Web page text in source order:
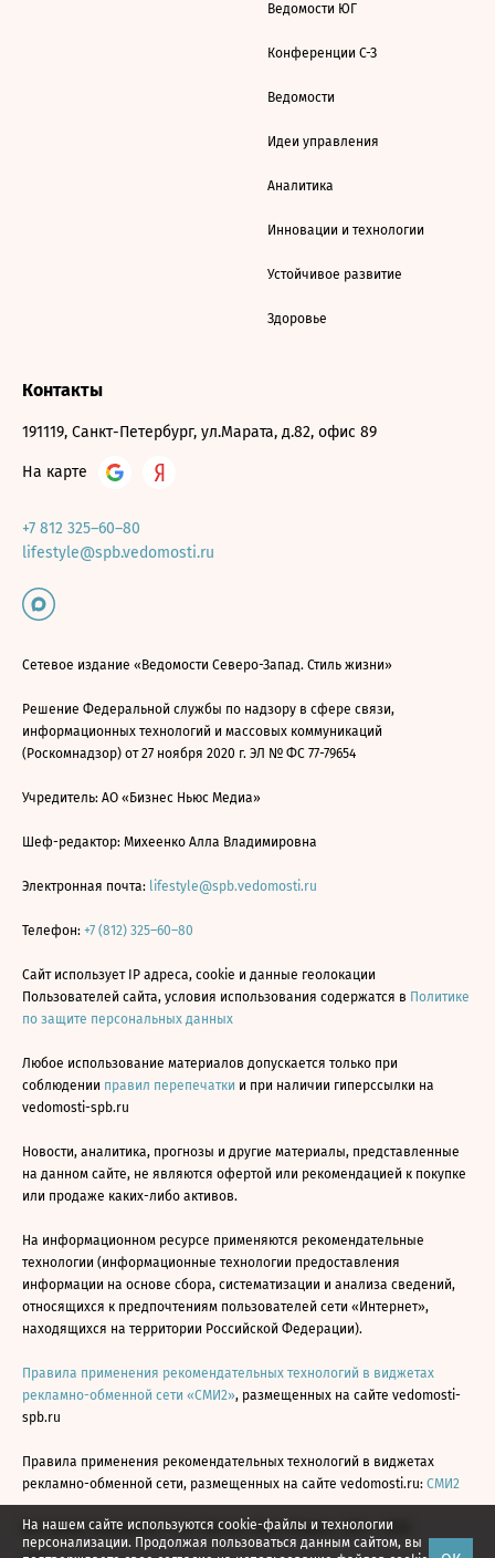
На нашем сайте используются cookie-файлы и технологии
персонализации. Продолжая пользоваться данным сайтом, вы
Ведомости ЮГ
Конференции С-З
Ведомости
Идеи управления
Аналитика
Инновации и технологии
Устойчивое развитие
Здоровье
Контакты
191119, Санкт-Петербург, ул.Марата, д.82, офис 89
На карте
+7 812 325–60–80
lifestyle@spb.vedomosti.ru
Сетевое издание «Ведомости Северо-Запад. Стиль жизни»
Решение Федеральной службы по надзору в сфере связи,
информационных технологий и массовых коммуникаций
(Роскомнадзор) от 27 ноября 2020 г. ЭЛ № ФС 77-79654
Учредитель: АО «Бизнес Ньюс Медиа»
Шеф-редактор: Михеенко Алла Владимировна
Электронная почта: lifestyle@spb.vedomosti.ru
Телефон: +7 (812) 325–60–80
Сайт использует IP адреса, cookie и данные геолокации
Пользователей сайта, условия использования содержатся в Политике
по защите персональных данных
Любое использование материалов допускается только при
соблюдении правил перепечатки и при наличии гиперссылки на
vedomosti-spb.ru
Новости, аналитика, прогнозы и другие материалы, представленные
на данном сайте, не являются офертой или рекомендацией к покупке
или продаже каких-либо активов.
На информационном ресурсе применяются рекомендательные
технологии (информационные технологии предоставления
информации на основе сбора, систематизации и анализа сведений,
относящихся к предпочтениям пользователей сети «Интернет»,
находящихся на территории Российской Федерации).
Правила применения рекомендательных технологий в виджетах
рекламно-обменной сети «СМИ2», размещенных на сайте vedomosti-
spb.ru
Правила применения рекомендательных технологий в виджетах
рекламно-обменной сети, размещенных на сайте vedomosti.ru: СМИ2
Все права защищены © АО «Бизнес Ньюс Медиа», 2024 - 2026